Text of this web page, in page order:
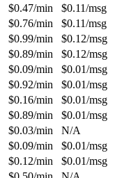
$0.47/min $0.11/msg
$0.76/min $0.11/msg
$0.99/min $0.12/msg
$0.89/min $0.12/msg
$0.09/min $0.01/msg
$0.92/min $0.01/msg
$0.16/min $0.01/msg
$0.89/min $0.01/msg
$0.03/min
N/A
$0.09/min $0.01/msg
$0.12/min $0.01/msg